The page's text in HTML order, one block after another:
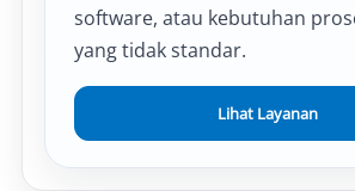
software, atau kebutuhan
yang tidak standar.
Lihat Layanan